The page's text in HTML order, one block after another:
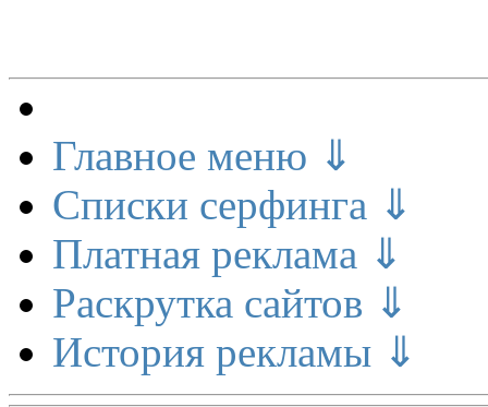
Главное меню ⇓
Списки серфинга ⇓
Платная реклама ⇓
Раскрутка сайтов ⇓
История рекламы ⇓